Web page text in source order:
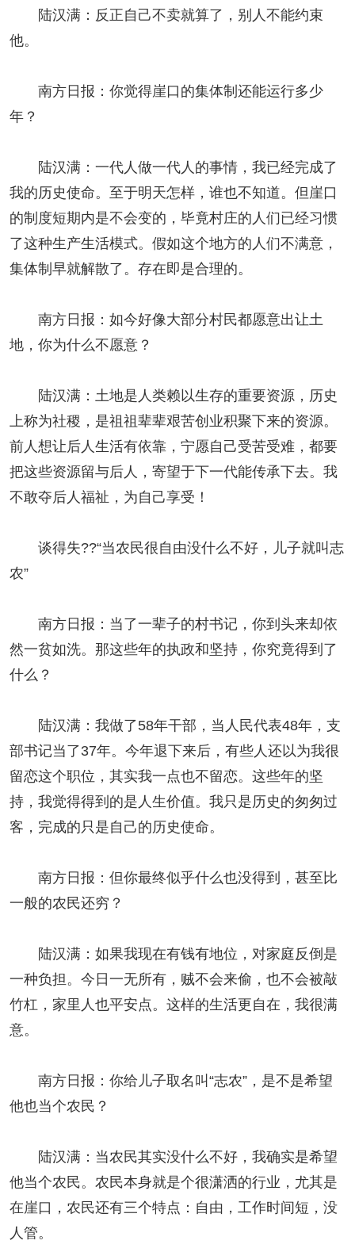
陆汉满：反正自己不卖就算了，别人不能约束
他。
南方日报：你觉得崖口的集体制还能运行多少
年？
陆汉满：一代人做一代人的事情，我已经完成了
我的历史使命。至于明天怎样，谁也不知道。但崖口
的制度短期内是不会变的，毕竟村庄的人们已经习惯
了这种生产生活模式。假如这个地方的人们不满意，
集体制早就解散了。存在即是合理的。
南方日报：如今好像大部分村民都愿意出让土
地，你为什么不愿意？
陆汉满：土地是人类赖以生存的重要资源，历史
上称为社稷，是祖祖辈辈艰苦创业积聚下来的资源。
前人想让后人生活有依靠，宁愿自己受苦受难，都要
把这些资源留与后人，寄望于下一代能传承下去。我
不敢夺后人福祉，为自己享受！
谈得失??“当农民很自由没什么不好，儿子就叫志
农”
南方日报：当了一辈子的村书记，你到头来却依
然一贫如洗。那这些年的执政和坚持，你究竟得到了
什么？
陆汉满：我做了58年干部，当人民代表48年，支
部书记当了37年。今年退下来后，有些人还以为我很
留恋这个职位，其实我一点也不留恋。这些年的坚
持，我觉得得到的是人生价值。我只是历史的匆匆过
客，完成的只是自己的历史使命。
南方日报：但你最终似乎什么也没得到，甚至比
一般的农民还穷？
陆汉满：如果我现在有钱有地位，对家庭反倒是
一种负担。今日一无所有，贼不会来偷，也不会被敲
竹杠，家里人也平安点。这样的生活更自在，我很满
意。
南方日报：你给儿子取名叫“志农”，是不是希望
他也当个农民？
陆汉满：当农民其实没什么不好，我确实是希望
他当个农民。农民本身就是个很潇洒的行业，尤其是
在崖口，农民还有三个特点：自由，工作时间短，没
人管。